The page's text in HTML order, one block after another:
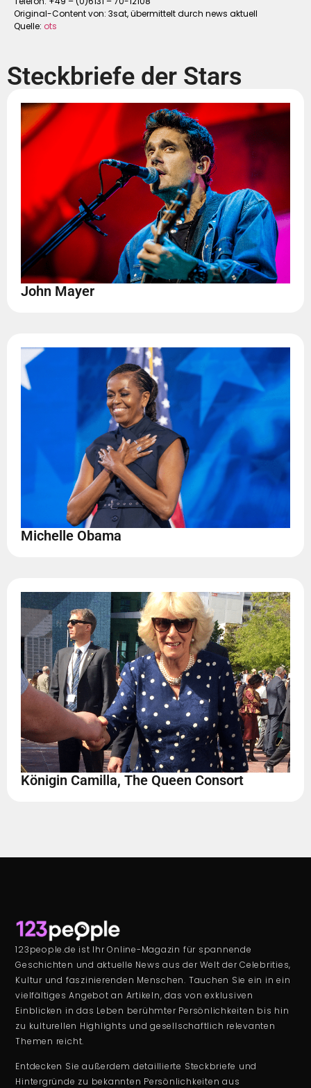
Original-Content von: 3sat, übermittelt durch news aktuell
Quelle: ots
Steckbriefe der Stars
John Mayer
Michelle Obama
Königin Camilla, The Queen Consort
123people.de ist Ihr Online-Magazin für spannende
Geschichten und aktuelle News aus der Welt der Celebrities,
Kultur und faszinierenden Menschen. Tauchen Sie ein in ein
vielfältiges Angebot an Artikeln, das von exklusiven
Einblicken in das Leben berühmter Persönlichkeiten bis hin
zu kulturellen Highlights und gesellschaftlich relevanten
Themen reicht.
Entdecken Sie außerdem detaillierte Steckbriefe und
Hintergründe zu bekannten Persönlichkeiten aus